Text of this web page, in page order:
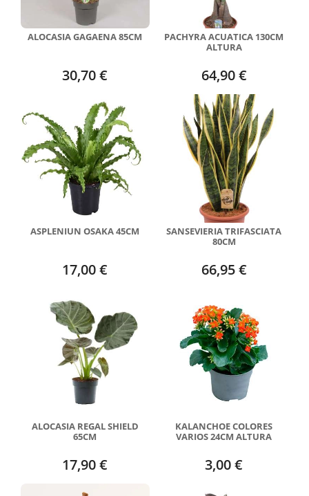
ALOCASIA GAGAENA 85CM
30,70 €
PACHYRA ACUATICA 130CM
ALTURA
64,90 €
ASPLENIUN OSAKA 45CM
17,00 €
SANSEVIERIA TRIFASCIATA
80CM
66,95 €
ALOCASIA REGAL SHIELD
65CM
17,90 €
KALANCHOE COLORES
VARIOS 24CM ALTURA
3,00 €